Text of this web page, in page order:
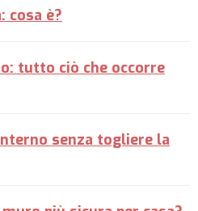
cosa è?
tutto ciò che occorre
senza togliere la